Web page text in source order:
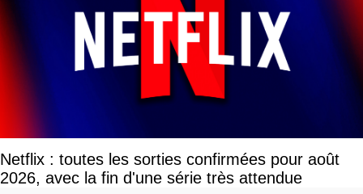
Netflix : toutes les sorties confirmées pour août
2026, avec la fin d'une série très attendue